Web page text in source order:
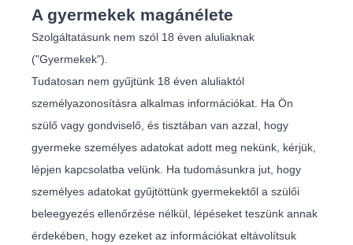
A gyermekek magánélete
Szolgáltatásunk nem szól 18 éven aluliaknak
("Gyermekek").
Tudatosan nem gyűjtünk 18 éven aluliaktól
személyazonosításra alkalmas információkat. Ha Ön
szülő vagy gondviselő, és tisztában van azzal, hogy
gyermeke személyes adatokat adott meg nekünk, kérjük,
lépjen kapcsolatba velünk. Ha tudomásunkra jut, hogy
személyes adatokat gyűjtöttünk gyermekektől a szülői
beleegyezés ellenőrzése nélkül, lépéseket teszünk annak
érdekében, hogy ezeket az információkat eltávolítsuk